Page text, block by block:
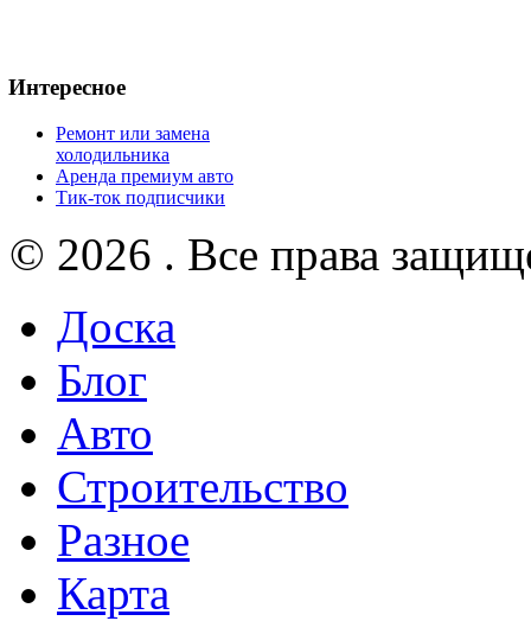
Интересное
Ремонт или замена
холодильника
Аренда премиум авто
Тик-ток подписчики
© 2026 . Все права
Доска
Блог
Авто
Строительство
Разное
Карта